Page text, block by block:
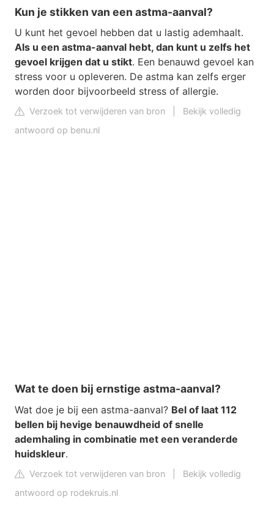
Kun je stikken van een astma-aanval?
U kunt het gevoel hebben dat u lastig ademhaalt.
Als u een astma-aanval hebt, dan kunt u zelfs het
gevoel krijgen dat u stikt. Een benauwd gevoel kan
stress voor u opleveren. De astma kan zelfs erger
worden door bijvoorbeeld stress of allergie.
Verzoek tot verwijderen van bron
Bekijk volledig
antwoord op benu.nl
Wat te doen bij ernstige astma-aanval?
Wat doe je bij een astma-aanval? Bel of laat 112
bellen bij hevige benauwdheid of snelle
ademhaling in combinatie met een veranderde
huidskleur.
Verzoek tot verwijderen van bron
Bekijk volledig
antwoord op rodekruis.nl